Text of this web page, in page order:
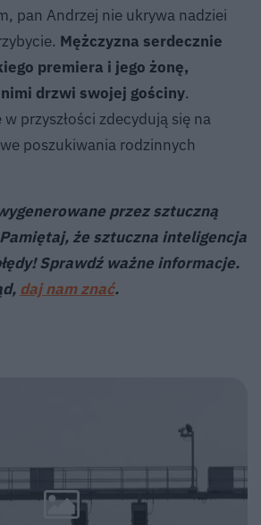
pan Andrzej nie ukrywa nadziei
Mężczyzna serdecznie
premiera i jego żonę,
drzwi swojej gościny.
przyszłości zdecydują się na
poszukiwania rodzinnych
przez sztuczną
że sztuczna inteligencja
Sprawdź ważne informacje.
daj nam znać.